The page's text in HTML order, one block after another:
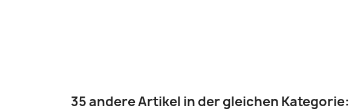
35 andere Artikel in der gleichen Kategorie: